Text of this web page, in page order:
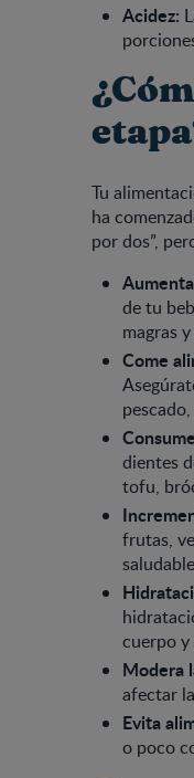
Acidez:
Tu
ha
por dos”,
de tu
magras
Come
dientes
tofu,
frutas,
cuerpo y
Modera
afectar
Evita
o poco